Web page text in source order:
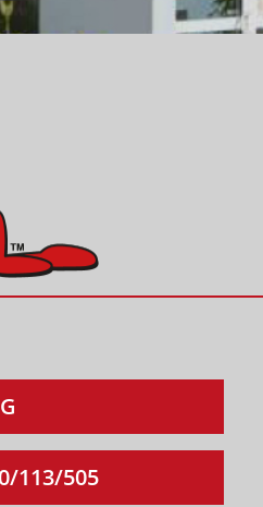
113/505